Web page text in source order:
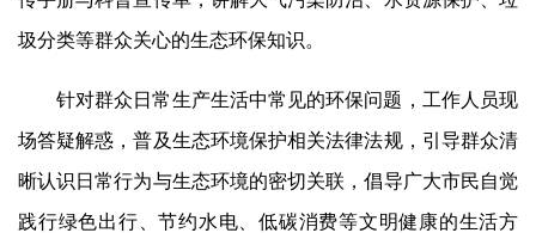
圾分类等群众关心的生态环保知识。
针对群众日常生产生活中常见的环保问题，工作人员现
场答疑解惑，普及生态环境保护相关法律法规，引导群众清
晰认识日常行为与生态环境的密切关联，倡导广大市民自觉
践行绿色出行、节约水电、低碳消费等文明健康的生活方